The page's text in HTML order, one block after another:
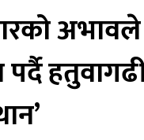
अभावले